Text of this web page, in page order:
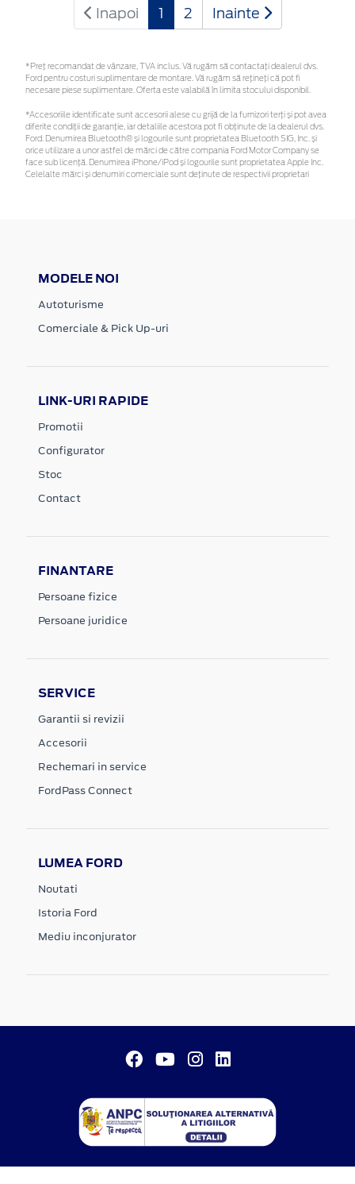
Inapoi 1 2 Inainte
*Preţ recomandat de vânzare, TVA inclus. Vă rugăm să contactaţi dealerul dvs.
Ford pentru costuri suplimentare de montare. Vă rugăm să rețineți că pot fi
necesare piese suplimentare. Oferta este valabilă în limita stocului disponibil.
*Accesoriile identificate sunt accesorii alese cu grijă de la furnizori terți și pot avea
diferite condiții de garanție, iar detaliile acestora pot fi obținute de la dealerul dvs.
Ford. Denumirea Bluetooth® și logourile sunt proprietatea Bluetooth SIG, Inc. și
orice utilizare a unor astfel de mărci de către compania Ford Motor Company se
face sub licență. Denumirea iPhone/iPod și logourile sunt proprietatea Apple Inc.
Celelalte mărci și denumiri comerciale sunt deținute de respectivii proprietari
MODELE NOI
Autoturisme
Comerciale & Pick Up-uri
LINK-URI RAPIDE
Promotii
Configurator
Stoc
Contact
FINANTARE
Persoane fizice
Persoane juridice
SERVICE
Garantii si revizii
Accesorii
Rechemari in service
FordPass Connect
LUMEA FORD
Noutati
Istoria Ford
Mediu inconjurator